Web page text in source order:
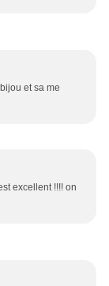
et sa me
excellent !!!! on